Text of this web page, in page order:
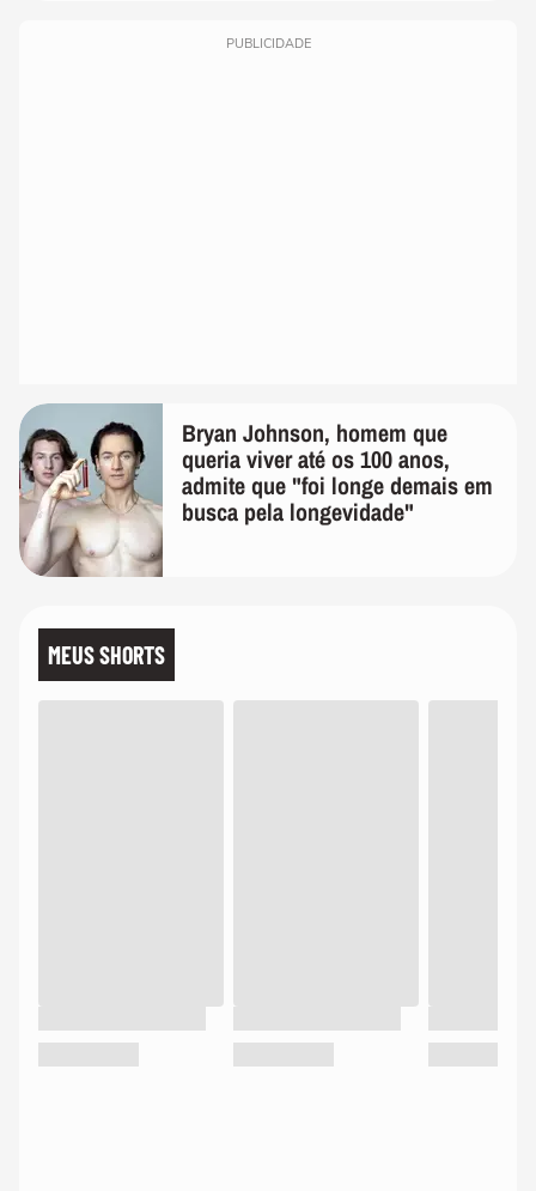
PUBLICIDADE
Bryan Johnson, homem que
queria viver até os 100 anos,
admite que "foi longe demais em
busca pela longevidade"
MEUS SHORTS